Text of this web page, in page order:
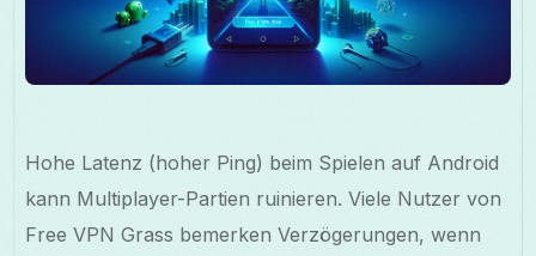
Deutsch
Hohe Latenz (hoher Ping) beim Spielen auf Android
kann Multiplayer-Partien ruinieren. Viele Nutzer von
Free VPN Grass bemerken Verzögerungen, wenn